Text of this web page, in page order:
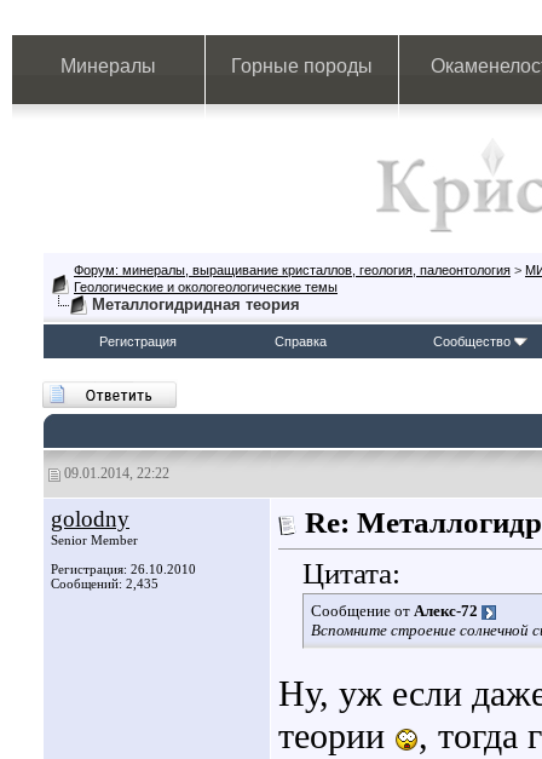
Минералы Горные породы
Форум: минералы, выращивание кристаллов, геология, палеонтология >
Геологические и окологеологические темы
Металлогидридная теория
Регистрация Справка Сообщество
09.01.2014, 22:22
golodny
Senior Member
Регистрация: 26.10.2010
Сообщений: 2,435
Re:
Цитата:
Сообщение от Алекс-72
Вспомните строение
Ну, уж если
теории
, тогда